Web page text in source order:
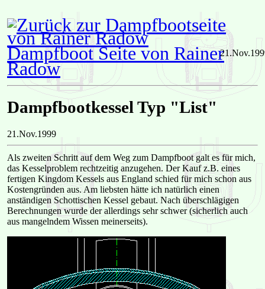
Dampfboot Seite von Rainer
Radow
Dampfbootkessel Typ "List"
21.Nov.1999
Als zweiten Schritt auf dem Weg zum Dampfboot galt es für mich,
das Kesselproblem rechtzeitig anzugehen. Der Kauf z.B. eines
fertigen Kingdom Kessels aus England schied für mich schon aus
Kostengründen aus. Am liebsten hätte ich natürlich einen
anständigen Schottischen Kessel gebaut. Nach überschlägigen
Berechnungen wurde der allerdings sehr schwer (sicherlich auch
aus mangelndem Wissen meinerseits).